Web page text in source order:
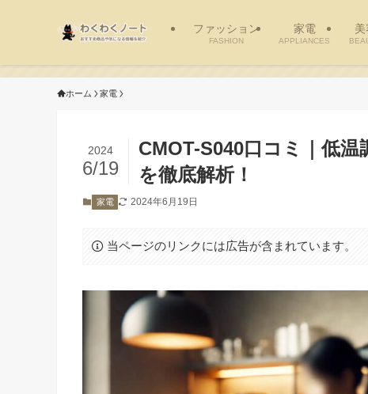
ファッション
FASHION
家電
APPLIANCES
美
ホーム 家電
CMOT-S040口コミ｜低
を徹底解析！
2024
6/19
家電 2024年6月19日
当ページのリンクには広告が含まれています。